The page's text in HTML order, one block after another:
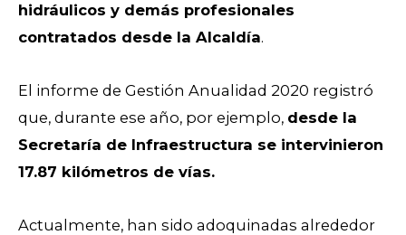
hidráulicos y demás profesionales
contratados desde la Alcaldía.
El informe de Gestión Anualidad 2020 registró
que, durante ese año, por ejemplo, desde la
Secretaría de Infraestructura se intervinieron
17.87 kilómetros de vías.
Actualmente, han sido adoquinadas alrededor